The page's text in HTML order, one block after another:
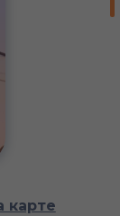
карте